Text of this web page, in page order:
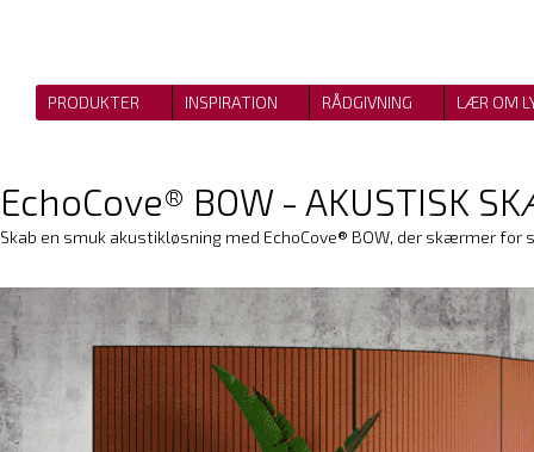
EchoCove® BOW - AKUSTISK
Skab en smuk akustikløsning med EchoCove® BOW, der skærmer for
PRODUKTER INSPIRATION RÅDGIVNING LÆR OM